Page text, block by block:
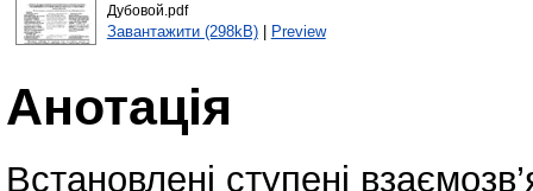
Дубовой.pdf
Завантажити (298kB)| Preview
Анотація
Встановлені ступені